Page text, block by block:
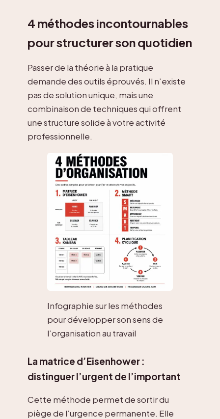
4 méthodes incontournables
pour structurer son quotidien
Passer de la théorie à la pratique
demande des outils éprouvés. Il n’existe
pas de solution unique, mais une
combinaison de techniques qui offrent
une structure solide à votre activité
professionnelle.
Infographie sur les méthodes
pour développer son sens de
l’organisation au travail
La matrice d’Eisenhower :
distinguer l’urgent de l’important
Cette méthode permet de sortir du
piège de l’urgence permanente. Elle